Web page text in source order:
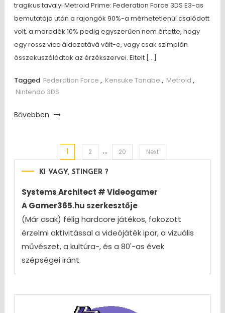
tragikus tavalyi Metroid Prime: Federation Force 3DS E3-as
bemutatója után a rajongók 90%-a mérhetetlenül csalódott
volt, a maradék 10% pedig egyszerűen nem értette, hogy
egy rossz vicc áldozatává vált-e, vagy csak szimplán
összekuszálódtak az érzékszervei. Eltelt […]
Tagged Federation Force , Kensuke Tanabe , Metroid ,
Nintendo 3DS
Bővebben
pagination
1 2 … 20 Next
KI VAGY, STINGER ?
Systems Architect # Videogamer
A Gamer365.hu szerkesztője
(Már csak) félig hardcore játékos, fokozott
érzelmi aktivitással a videójáték ipar, a vizuális
művészet, a kultúra-, és a 80'-as évek
szépségei iránt.